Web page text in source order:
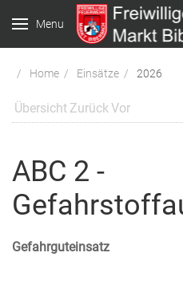
Menu
Home Einsätze 2026
Übersicht ZurückVor
ABC 2 -
Gefahrguteinsatz